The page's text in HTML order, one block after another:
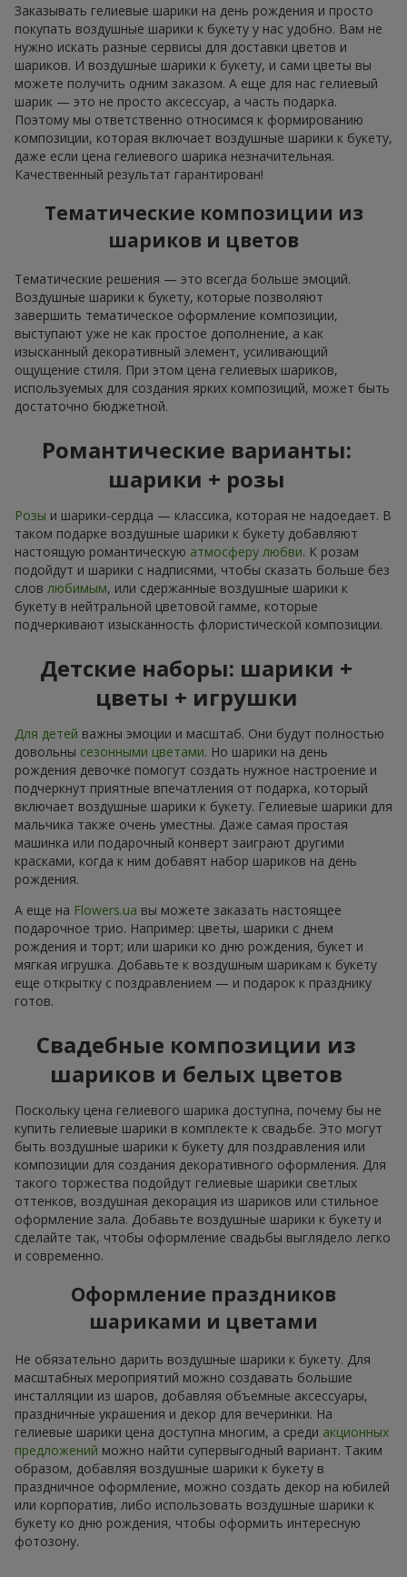
Заказывать гелиевые шарики на день рождения и просто
покупать воздушные шарики к букету у нас удобно. Вам не
нужно искать разные сервисы для доставки цветов и
шариков. И воздушные шарики к букету, и сами цветы вы
можете получить одним заказом. А еще для нас гелиевый
шарик — это не просто аксессуар, а часть подарка.
Поэтому мы ответственно относимся к формированию
композиции, которая включает воздушные шарики к букету,
даже если цена гелиевого шарика незначительная.
Качественный результат гарантирован!
Тематические композиции из
шариков и цветов
Тематические решения — это всегда больше эмоций.
Воздушные шарики к букету, которые позволяют
завершить тематическое оформление композиции,
выступают уже не как простое дополнение, а как
изысканный декоративный элемент, усиливающий
ощущение стиля. При этом цена гелиевых шариков,
используемых для создания ярких композиций, может быть
достаточно бюджетной.
Романтические варианты:
шарики + розы
Розы и шарики-сердца — классика, которая не надоедает. В
таком подарке воздушные шарики к букету добавляют
настоящую романтическую атмосферу любви. К розам
подойдут и шарики с надписями, чтобы сказать больше без
слов любимым, или сдержанные воздушные шарики к
букету в нейтральной цветовой гамме, которые
подчеркивают изысканность флористической композиции.
Детские наборы: шарики +
цветы + игрушки
Для детей важны эмоции и масштаб. Они будут полностью
довольны сезонными цветами. Но шарики на день
рождения девочке помогут создать нужное настроение и
подчеркнут приятные впечатления от подарка, который
включает воздушные шарики к букету. Гелиевые шарики для
мальчика также очень уместны. Даже самая простая
машинка или подарочный конверт заиграют другими
красками, когда к ним добавят набор шариков на день
рождения.
А еще на Flowers.ua вы можете заказать настоящее
подарочное трио. Например: цветы, шарики с днем
рождения и торт; или шарики ко дню рождения, букет и
мягкая игрушка. Добавьте к воздушным шарикам к букету
еще открытку с поздравлением — и подарок к празднику
готов.
Свадебные композиции из
шариков и белых цветов
Поскольку цена гелиевого шарика доступна, почему бы не
купить гелиевые шарики в комплекте к свадьбе. Это могут
быть воздушные шарики к букету для поздравления или
композиции для создания декоративного оформления. Для
такого торжества подойдут гелиевые шарики светлых
оттенков, воздушная декорация из шариков или стильное
оформление зала. Добавьте воздушные шарики к букету и
сделайте так, чтобы оформление свадьбы выглядело легко
и современно.
Оформление праздников
шариками и цветами
Не обязательно дарить воздушные шарики к букету. Для
масштабных мероприятий можно создавать большие
инсталляции из шаров, добавляя объемные аксессуары,
праздничные украшения и декор для вечеринки. На
гелиевые шарики цена доступна многим, а среди акционных
предложений можно найти супервыгодный вариант. Таким
образом, добавляя воздушные шарики к букету в
праздничное оформление, можно создать декор на юбилей
или корпоратив, либо использовать воздушные шарики к
букету ко дню рождения, чтобы оформить интересную
фотозону.